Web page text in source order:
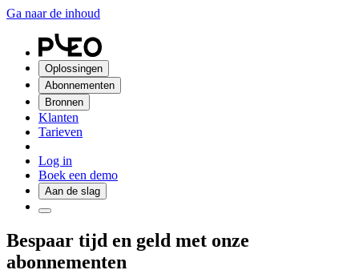
Ga naar de inhoud
Oplossingen
Abonnementen
Bronnen
Klanten
Tarieven
Log in
Boek een demo
Aan de slag
Bespaar tijd en geld met onze
abonnementen